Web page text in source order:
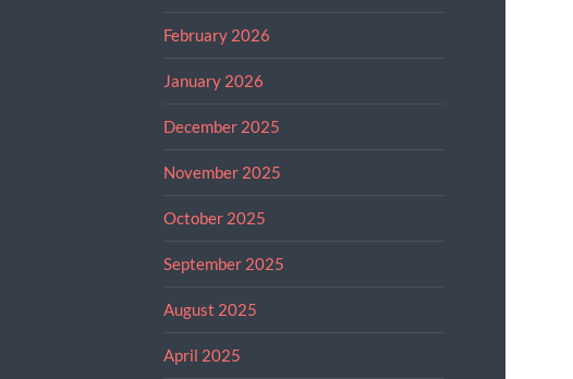
February 2026
January 2026
December 2025
November 2025
October 2025
September 2025
August 2025
April 2025